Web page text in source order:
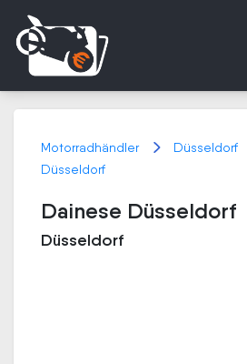
Motorradhändler Düsseldorf
Düsseldorf
Dainese Düsseldorf
Düsseldorf